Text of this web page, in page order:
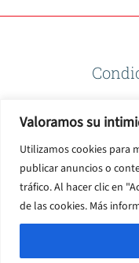
Valoramos su
Utilizamos cookies para
publicar anuncios o
tráfico. Al hacer clic en
de las cookies. Más